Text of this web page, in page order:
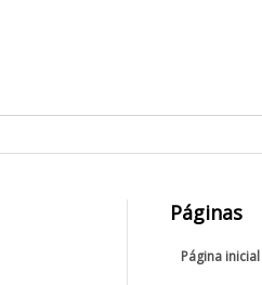
Páginas
Página inicial